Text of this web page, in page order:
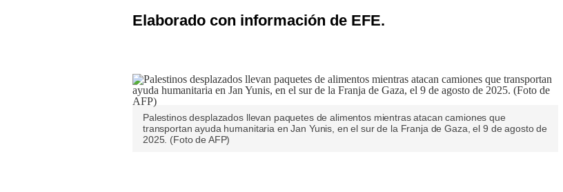
Elaborado con información de EFE.
Palestinos desplazados llevan paquetes de alimentos mientras atacan camiones que
transportan ayuda humanitaria en Jan Yunis, en el sur de la Franja de Gaza, el 9 de agosto de
2025. (Foto de AFP)